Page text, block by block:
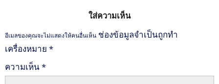
ใส่ความเห็น
อีเมลของคุณจะไม่แสดงให้คนอื่นเห็น ช่องข้อมูลจำเป็นถูกทำ
เครื่องหมาย *
ความเห็น*